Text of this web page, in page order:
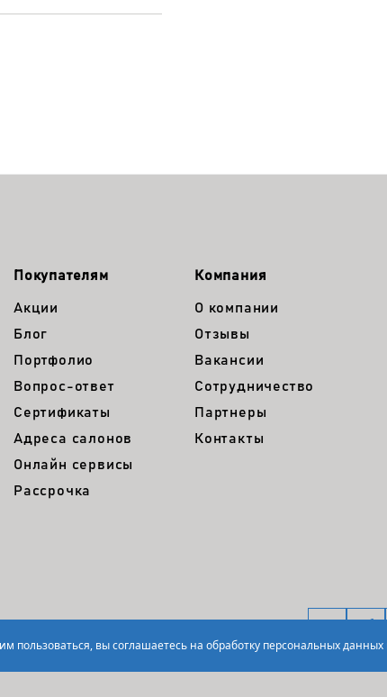
Покупателям
Акции
Блог
Портфолио
Вопрос-ответ
Сертификаты
Адреса салонов
Онлайн сервисы
Рассрочка
Компания
О компании
Отзывы
Вакансии
Сотрудничество
Партнеры
Контакты
пользоваться, вы соглашаетесь на обработку персональных данных